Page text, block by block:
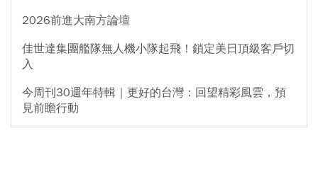
2026前進大南方論壇
佳世達集團艦隊無人機小隊起飛！鎖定美日頂級客戶切
入
今周刊30週年特輯｜更好的台灣：回望精彩風雲，預
見前瞻行動